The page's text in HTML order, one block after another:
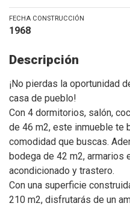
FECHA CONSTRUCCIÓN
1968
Descripción
¡No pierdas la oportunidad
casa de pueblo!
Con 4 dormitorios, salón,
de 46 m2, este inmueble te
comodidad que buscas.
bodega de 42 m2, armarios
acondicionado y trastero.
Con una superficie
210 m2, disfrutarás de un